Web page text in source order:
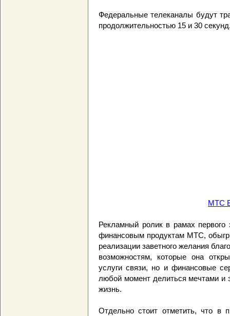
Федеральные телеканалы будут
продолжительностью 15 и 30
МТС
Рекламный ролик в рамах
финансовым продуктам МТС,
реализации заветного желания
возможностям, которые она
услуги связи, но и финансовые
любой момент делиться мечтами и
жизнь.
Отдельно стоит отметить, что в